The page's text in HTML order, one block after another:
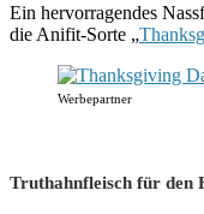
Ein hervorragendes
die Anifit-Sorte „
Werbepartner
Truthahnfleisch für den